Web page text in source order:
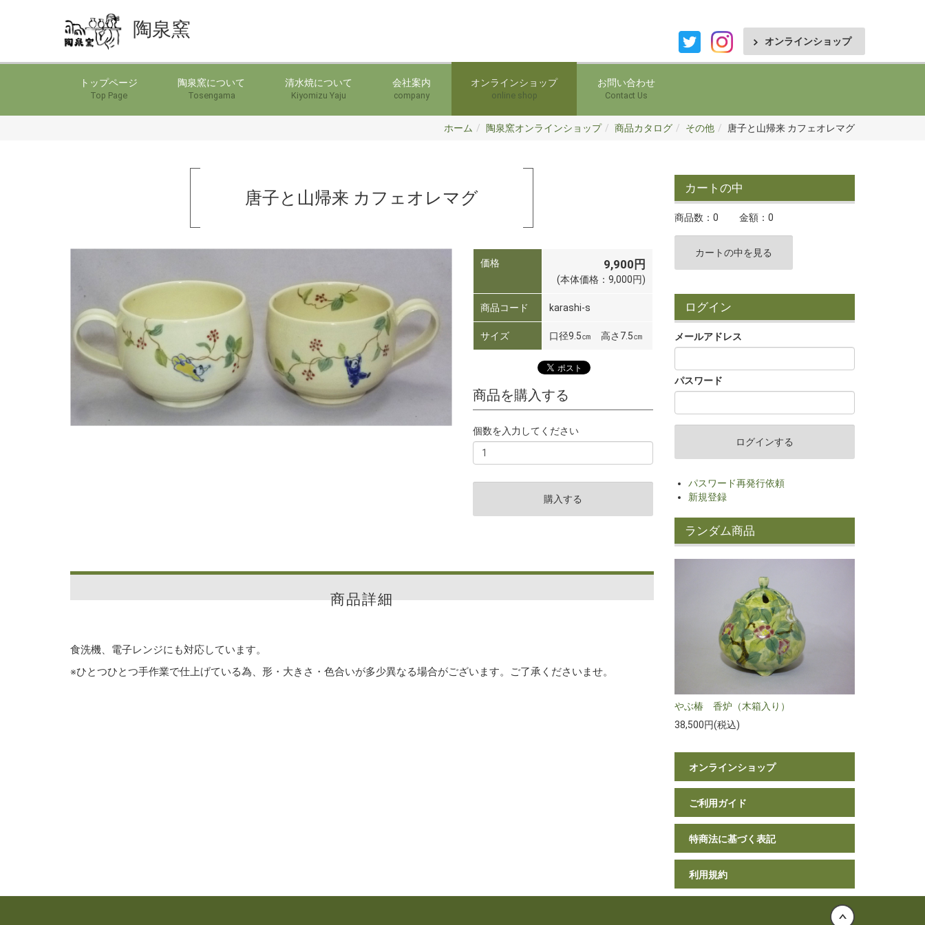
陶泉窯
オンラインショップ
トップページ
Top Page
陶泉窯について
Tosengama
清水焼について
Kiyomizu Yaju
会社案内
company
オンラインショップ
online shop
お問い合わせ
Contact Us
ホーム 陶泉窯オンラインショップ 商品カタログ その他 唐子と山帰来 カフェオレマグ
唐子と山帰来 カフェオレマグ
価格 9,900円
(本体価格：9,000円)
商品コード karashi-s
サイズ 口径9.5㎝ 高さ7.5㎝
商品を購入する
個数を入力してください
商品詳細
食洗機、電子レンジにも対応しています。
※ひとつひとつ手作業で仕上げている為、形・大きさ・色合いが多少異なる場合がございます。ご了承くださいませ。
カートの中
商品数：0 金額：0
カートの中を見る
ログイン
メールアドレス
パスワード
パスワード再発行依頼
新規登録
ランダム商品
やぶ椿 香炉（木箱入り）
38,500円(税込)
オンラインショップ
ご利用ガイド
特商法に基づく表記
利用規約